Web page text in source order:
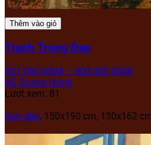
Thêm vào giỏ
Tranh Trung Đạo
301.000.000₫ – 500.000.000₫
Vũ Quang Hưng
Lượt xem: 81
Sơn dầu, 150x190 cm, 130x162